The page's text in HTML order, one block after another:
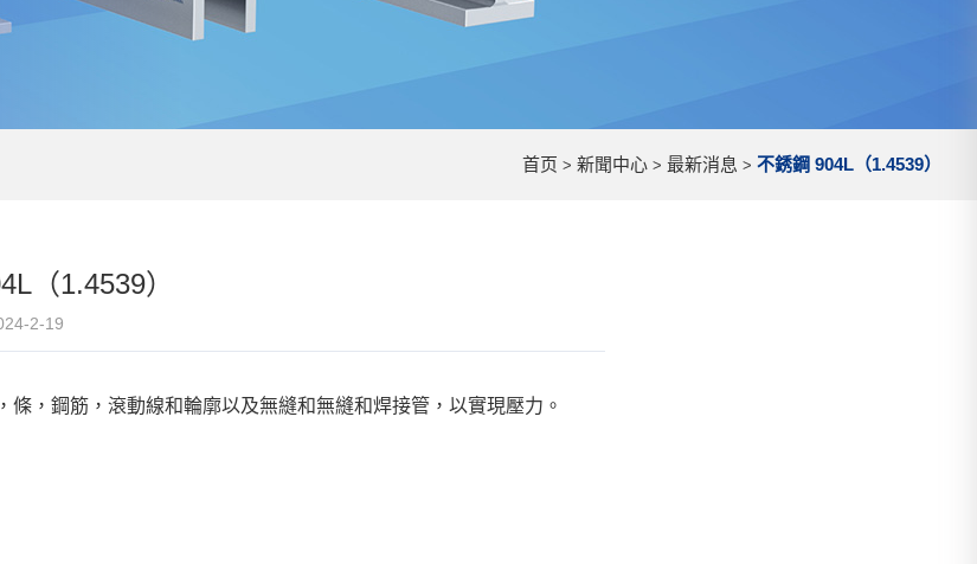
首页 > 新聞中心 > 最新消息 > 不銹鋼 904L（1.4539）
（1.4539）
2-19
，鋼筋，滾動線和輪廓以及無縫和無縫和焊接管，以實現壓力。